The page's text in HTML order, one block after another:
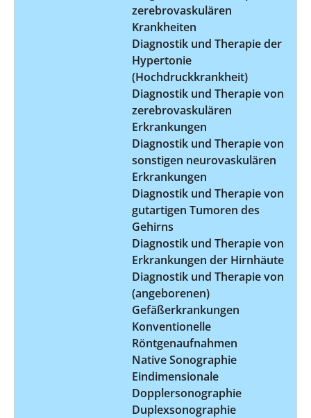
zerebrovaskulären
Krankheiten
Diagnostik und Therapie der
Hypertonie
(Hochdruckkrankheit)
Diagnostik und Therapie von
zerebrovaskulären
Erkrankungen
Diagnostik und Therapie von
sonstigen neurovaskulären
Erkrankungen
Diagnostik und Therapie von
gutartigen Tumoren des
Gehirns
Diagnostik und Therapie von
Erkrankungen der Hirnhäute
Diagnostik und Therapie von
(angeborenen)
Gefäßerkrankungen
Konventionelle
Röntgenaufnahmen
Native Sonographie
Eindimensionale
Dopplersonographie
Duplexsonographie